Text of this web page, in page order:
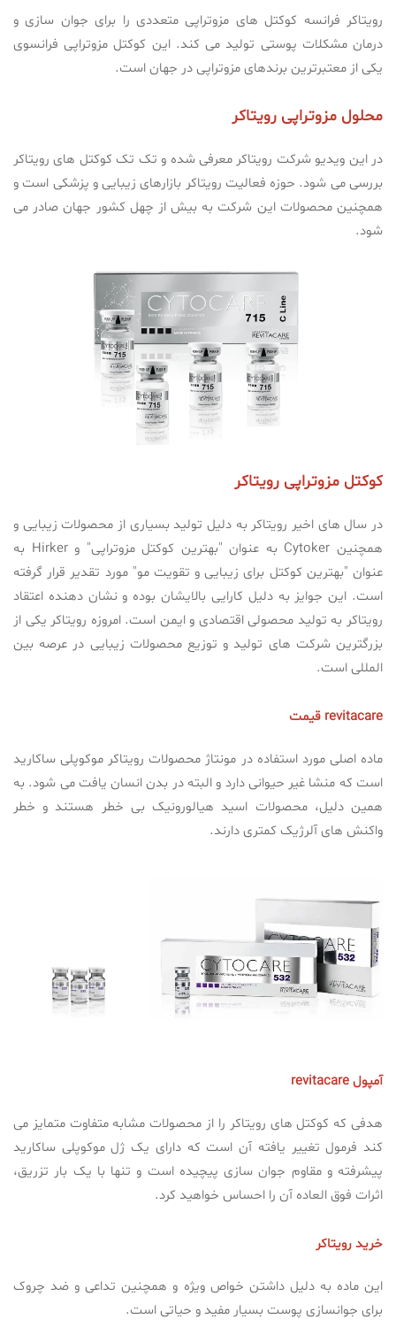
رویتاکر فرانسه کوکتل های مزوتراپی متعددی را برای جوان سازی و
درمان مشکلات پوستی تولید می کند. این کوکتل مزوتراپی فرانسوی
یکی از معتبرترین برندهای مزوتراپی در جهان است.
محلول مزوتراپی رویتاکر
در این ویدیو شرکت رویتاکر معرفی شده و تک تک کوکتل های رویتاکر
بررسی می شود. حوزه فعالیت رویتاکر بازارهای زیبایی و پزشکی است و
همچنین محصولات این شرکت به بیش از چهل کشور جهان صادر می
شود.
کوکتل مزوتراپی رویتاکر
در سال های اخیر رویتاکر به دلیل تولید بسیاری از محصولات زیبایی و
همچنین Cytoker به عنوان "بهترین کوکتل مزوتراپی" و Hirker به
عنوان "بهترین کوکتل برای زیبایی و تقویت مو" مورد تقدیر قرار گرفته
است. این جوایز به دلیل کارایی بالایشان بوده و نشان دهنده اعتقاد
رویتاکر به تولید محصولی اقتصادی و ایمن است. امروزه رویتاکر یکی از
بزرگترین شرکت های تولید و توزیع محصولات زیبایی در عرصه بین
المللی است.
revitacare قیمت
ماده اصلی مورد استفاده در مونتاژ محصولات رویتاکر موکوپلی ساکارید
است که منشا غیر حیوانی دارد و البته در بدن انسان یافت می شود. به
همین دلیل، محصولات اسید هیالورونیک بی خطر هستند و خطر
واکنش های آلرژیک کمتری دارند.
آمپول revitacare
هدفی که کوکتل های رویتاکر را از محصولات مشابه متفاوت متمایز می
کند فرمول تغییر یافته آن است که دارای یک ژل موکوپلی ساکارید
پیشرفته و مقاوم جوان سازی پیچیده است و تنها با یک بار تزریق،
اثرات فوق العاده آن را احساس خواهید کرد.
خرید رویتاکر
این ماده به دلیل داشتن خواص ویژه و همچنین تداعی و ضد چروک
برای جوانسازی پوست بسیار مفید و حیاتی است.